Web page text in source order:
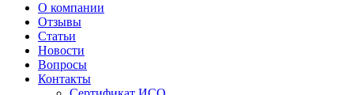
О компании
Отзывы
Статьи
Новости
Вопросы
Контакты